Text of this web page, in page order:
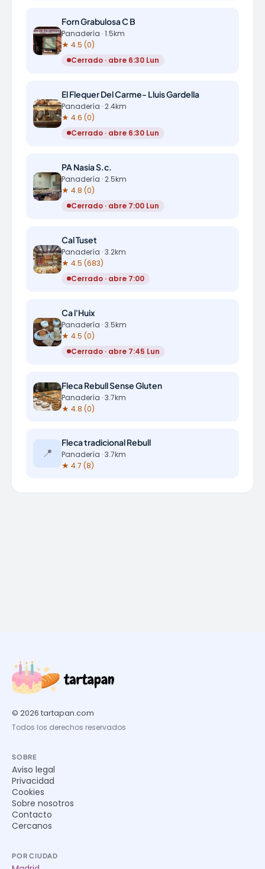
Forn Grabulosa C B
Panadería · 1.5km
★ 4.5 (0)
Cerrado · abre 6:30 Lun
El Flequer Del Carme- Lluis Gardella
Panadería · 2.4km
★ 4.6 (0)
Cerrado · abre 6:30 Lun
PA Nasia S.c.
Panadería · 2.5km
★ 4.8 (0)
Cerrado · abre 7:00 Lun
Cal Tuset
Panadería · 3.2km
★ 4.5 (683)
Cerrado · abre 7:00
Ca l'Huix
Panadería · 3.5km
★ 4.5 (0)
Cerrado · abre 7:45 Lun
Fleca Rebull Sense Gluten
Panadería · 3.7km
★ 4.8 (0)
📍
Fleca tradicional Rebull
Panadería · 3.7km
★ 4.7 (8)
© 2026 tartapan.com
Todos los derechos reservados
SOBRE
Aviso legal
Privacidad
Cookies
Sobre nosotros
Contacto
Cercanos
POR CIUDAD